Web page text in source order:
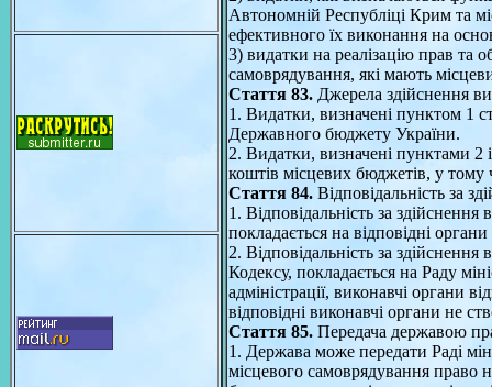
Автономній Республіці Крим та
ефективного їх виконання на
3) видатки на реалізацію прав та
самоврядування, які мають
Стаття 83. Джерела здійснення
1. Видатки, визначені пунктом 1
Державного бюджету України.
2. Видатки, визначені пунктами 2
коштів місцевих бюджетів, у
Стаття 84. Відповідальність за
1. Відповідальність за
покладається на відповідні
2. Відповідальність за
Кодексу, покладається на Раду
адміністрації, виконавчі органи
відповідні виконавчі органи не
Стаття 85. Передача державою
1. Держава може передати Раді
місцевого самоврядування право